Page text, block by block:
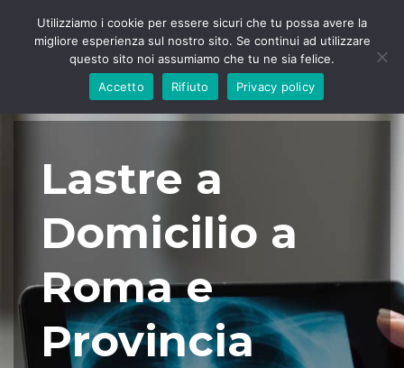
Lastre a
Domicilio a
Roma e
Provincia
Utilizziamo i cookie per essere sicuri che tu possa avere la
migliore esperienza sul nostro sito. Se continui ad utilizzare
questo sito noi assumiamo che tu ne sia felice.
Accetto
Rifiuto Privacy policy